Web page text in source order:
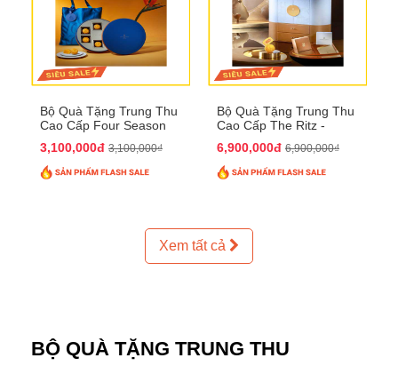
Bộ Quà Tặng Trung Thu
Cao Cấp Four Season
3,100,000đ 3,100,000₫
Bộ Quà Tặng Trung Thu
Cao Cấp The Ritz -
6,900,000đ 6,900,000₫
Xem tất cả
BỘ QUÀ TẶNG TRUNG THU